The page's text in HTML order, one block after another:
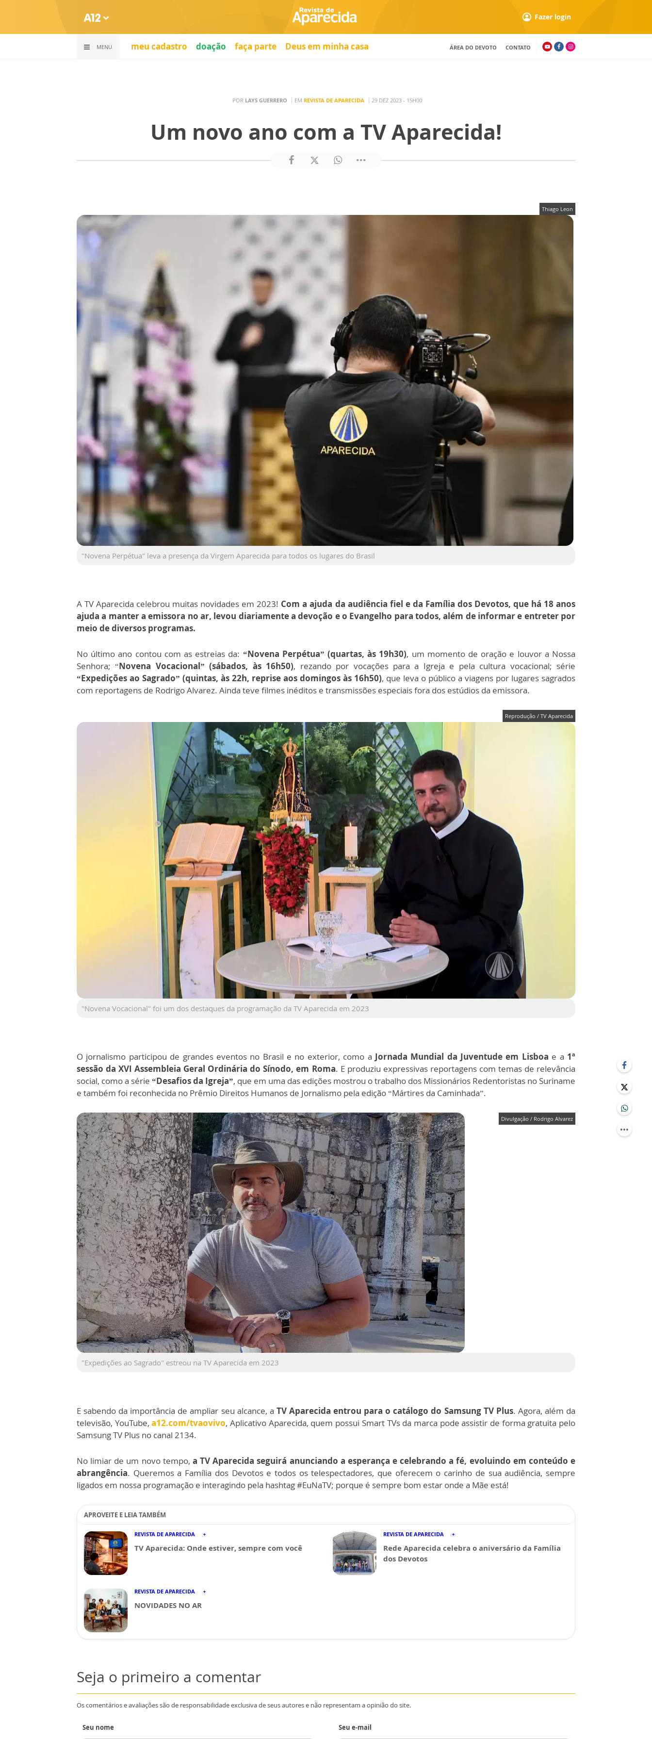
Fazer login
MENU meu cadastro doação faça parte Deus em minha casa ÁREA DO DEVOTO CONTATO
POR LAYS GUERRERO EM REVISTA DE APARECIDA 29 DEZ 2023 - 15H00
Um novo ano com a TV Aparecida!
Thiago Leon
"Novena Perpétua" leva a presença da Virgem Aparecida para todos os lugares do Brasil
A TV Aparecida celebrou muitas novidades em 2023! Com a ajuda da audiência fiel e da Família dos Devotos, que há 18 anos
ajuda a manter a emissora no ar, levou diariamente a devoção e o Evangelho para todos, além de informar e entreter por
meio de diversos programas.
No último ano contou com as estreias da: “Novena Perpétua” (quartas, às 19h30), um momento de oração e louvor a Nossa
Senhora; “Novena Vocacional” (sábados, às 16h50), rezando por vocações para a Igreja e pela cultura vocacional; série
“Expedições ao Sagrado” (quintas, às 22h, reprise aos domingos às 16h50), que leva o público a viagens por lugares sagrados
com reportagens de Rodrigo Alvarez. Ainda teve filmes inéditos e transmissões especiais fora dos estúdios da emissora.
Reprodução / TV Aparecida
"Novena Vocacional" foi um dos destaques da programação da TV Aparecida em 2023
O jornalismo participou de grandes eventos no Brasil e no exterior, como a Jornada Mundial da Juventude em Lisboa e a 1ª
sessão da XVI Assembleia Geral Ordinária do Sínodo, em Roma. E produziu expressivas reportagens com temas de relevância
social, como a série “Desafios da Igreja”, que em uma das edições mostrou o trabalho dos Missionários Redentoristas no Suriname
e também foi reconhecida no Prêmio Direitos Humanos de Jornalismo pela edição “Mártires da Caminhada”.
Divulgação / Rodrigo Alvarez
"Expedições ao Sagrado" estreou na TV Aparecida em 2023
E sabendo da importância de ampliar seu alcance, a TV Aparecida entrou para o catálogo do Samsung TV Plus. Agora, além da
televisão, YouTube,a12.com/tvaovivo, Aplicativo Aparecida, quem possui Smart TVs da marca pode assistir de forma gratuita pelo
Samsung TV Plus no canal 2134.
No limiar de um novo tempo, a TV Aparecida seguirá anunciando a esperança e celebrando a fé, evoluindo em conteúdo e
abrangência. Queremos a Família dos Devotos e todos os telespectadores, que oferecem o carinho de sua audiência, sempre
ligados em nossa programação e interagindo pela hashtag #EuNaTV; porque é sempre bom estar onde a Mãe está!
APROVEITE E LEIA TAMBÉM
REVISTA DE APARECIDA
TV Aparecida: Onde estiver, sempre com você
REVISTA DE APARECIDA
Rede Aparecida celebra o aniversário da Família
dos Devotos
REVISTA DE APARECIDA
NOVIDADES NO AR
Seja o primeiro a comentar
Os comentários e avaliações são de responsabilidade exclusiva de seus autores e não representam a opinião do site.
Seu nome Seu e-mail